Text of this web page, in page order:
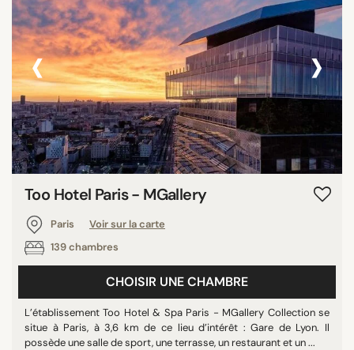
‹ ›
Too Hotel Paris - MGallery
Paris
Voir sur la carte
139 chambres
CHOISIR UNE CHAMBRE
L’établissement Too Hotel & Spa Paris - MGallery Collection se
situe à Paris, à 3,6 km de ce lieu d’intérêt : Gare de Lyon. Il
possède une salle de sport, une terrasse, un restaurant et un ...